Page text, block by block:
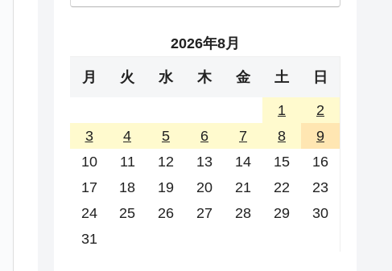
2026年8月
月 火 水 木 金 土 日
1
2
3
4 5 6 7 8
9
10
11 12 13 14 15
16
17
18 19 20 21 22
23
24
25 26 27 28 29
30
31